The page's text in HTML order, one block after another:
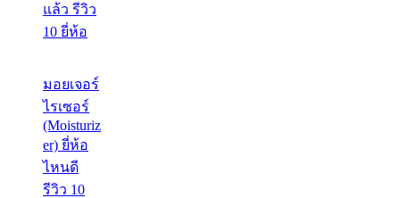
แล้ว รีวิว
10 ยี่ห้อ
มอยเจอร์
ไรเซอร์
(Moisturiz
er) ยี่ห้อ
ไหนดี
รีวิว 10